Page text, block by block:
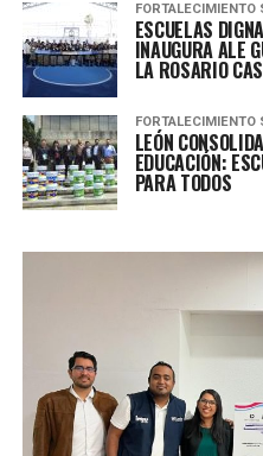
FORTALECIMIENTO
ESCUELAS
INAUGURA ALE
LA ROSARIO
FORTALECIMIENTO
LEÓN
EDUCACIÓN:
PARA TODOS